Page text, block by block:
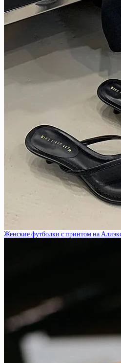
Женские футболки с принтом на